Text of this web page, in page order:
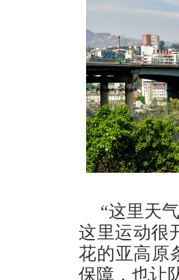
“这里天
这里运动很
花的亚高原
保障，也让